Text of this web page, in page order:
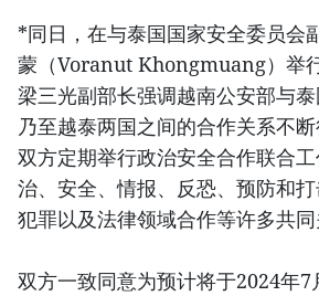
*同日，在与泰国国家安全委员会
蒙（Voranut Khongmuang）举
梁三光副部长强调越南公安部与
乃至越泰两国之间的合作关系不断
双方定期举行政治安全合作联合
治、安全、情报、反恐、预防和
犯罪以及法律领域合作等许多共同
双方一致同意为预计将于2024年